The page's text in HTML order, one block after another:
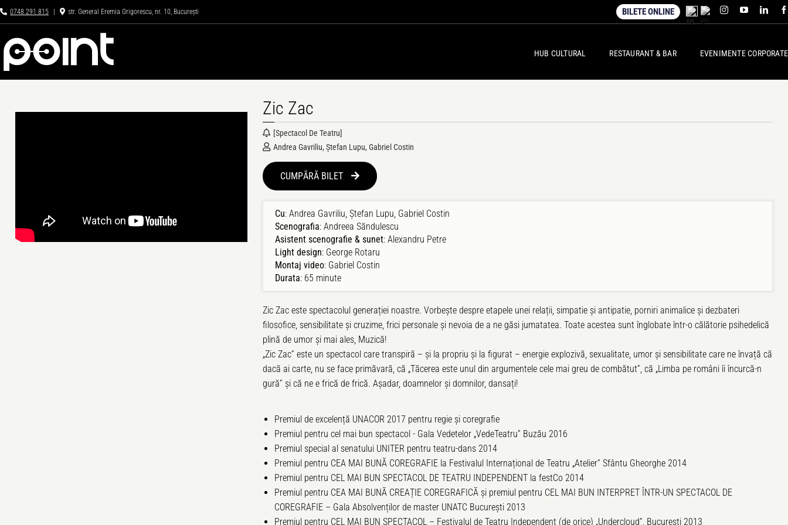
Skip
to
content
0748 291 815 | str. General Eremia Grigorescu, nr. 10, București BILETE ONLINE
HUB CULTURAL RESTAURANT & BAR EVENIMENTE CORPORATE
Zic Zac
[spectacol De Teatru]
Andrea Gavriliu, Ștefan Lupu, Gabriel Costin
CUMPĂRĂ BILET
Cu: Andrea Gavriliu, Ștefan Lupu, Gabriel Costin
Scenografia: Andreea Săndulescu
Asistent scenografie & sunet: Alexandru Petre
Light design: George Rotaru
Montaj video: Gabriel Costin
Durata: 65 minute
Zic Zac este spectacolul generației noastre. Vorbește despre etapele unei relații, simpatie și antipatie, porniri animalice și dezbateri
filosofice, sensibilitate și cruzime, frici personale și nevoia de a ne găsi jumatatea. Toate acestea sunt înglobate într-o călătorie psihedelică
plină de umor și mai ales, Muzică!
„Zic Zac” este un spectacol care transpiră – și la propriu și la figurat – energie explozivă, sexualitate, umor și sensibilitate care ne învață că
dacă ai carte, nu se face primăvară, că „Tăcerea este unul din argumentele cele mai greu de combătut”, că „Limba pe români îi încurcă-n
gură” și că ne e frică de frică. Așadar, doamnelor și domnilor, dansați!
Premiul de excelență UNACOR 2017 pentru regie și coregrafie
Premiul pentru cel mai bun spectacol - Gala Vedetelor „VedeTeatru” Buzău 2016
Premiul special al senatului UNITER pentru teatru-dans 2014
Premiul pentru CEA MAI BUNĂ COREGRAFIE la Festivalul Internațional de Teatru „Atelier” Sfântu Gheorghe 2014
Premiul pentru CEL MAI BUN SPECTACOL DE TEATRU INDEPENDENT la festCo 2014
Premiul pentru CEA MAI BUNĂ CREAȚIE COREGRAFICĂ și premiul pentru CEL MAI BUN INTERPRET ÎNTR-UN SPECTACOL DE
COREGRAFIE – Gala Absolvenților de master UNATC București 2013
Premiul pentru CEL MAI BUN SPECTACOL – Festivalul de Teatru Independent (de orice) „Undercloud”, București 2013